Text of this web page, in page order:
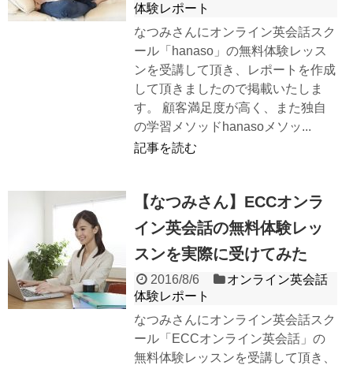
体験レポート
なつみさんにオンライン英会話スク
ール「hanaso」の無料体験レッス
ンを受講して頂き、レポートを作成
して頂きましたので掲載いたしま
す。 顧客満足度が高く、また独自
の学習メソッドhanasoメソッ...
記事を読む
【なつみさん】ECCオンラ
イン英会話の無料体験レッ
スンを実際に受けてみた
2016/8/6
オンライン英会話
体験レポート
なつみさんにオンライン英会話スク
ール「ECCオンライン英会話」の
無料体験レッスンを受講して頂き、